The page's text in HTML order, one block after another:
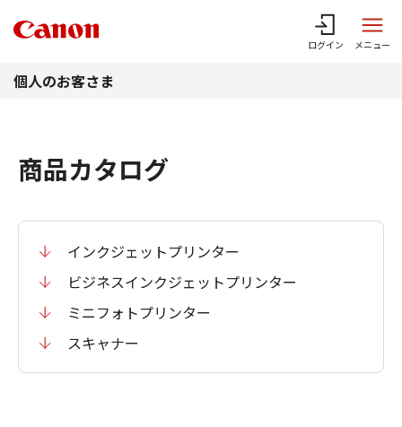
ログイン メニュー
個人のお客さま
商品カタログ
インクジェットプリンター
ビジネスインクジェットプリンター
ミニフォトプリンター
スキャナー